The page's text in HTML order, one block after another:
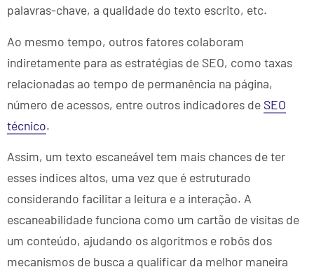
palavras-chave, a qualidade do texto escrito, etc.
Ao mesmo tempo, outros fatores colaboram
indiretamente para as estratégias de SEO, como taxas
relacionadas ao tempo de permanência na página,
número de acessos, entre outros indicadores de SEO
técnico.
Assim, um texto escaneável tem mais chances de ter
esses índices altos, uma vez que é estruturado
considerando facilitar a leitura e a interação. A
escaneabilidade funciona como um cartão de visitas de
um conteúdo, ajudando os algoritmos e robôs dos
mecanismos de busca a qualificar da melhor maneira